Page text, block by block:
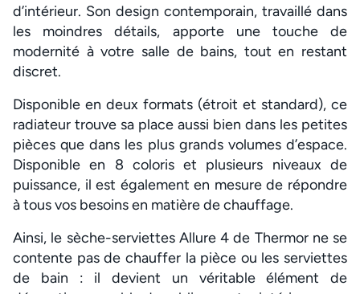
d’intérieur. Son design contemporain, travaillé dans
les moindres détails, apporte une touche de
modernité à votre salle de bains, tout en restant
discret.
Disponible en deux formats (étroit et standard), ce
radiateur trouve sa place aussi bien dans les petites
pièces que dans les plus grands volumes d’espace.
Disponible en 8 coloris et plusieurs niveaux de
puissance, il est également en mesure de répondre
à tous vos besoins en matière de chauffage.
Ainsi, le sèche-serviettes Allure 4 de Thermor ne se
contente pas de chauffer la pièce ou les serviettes
de bain : il devient un véritable élément de